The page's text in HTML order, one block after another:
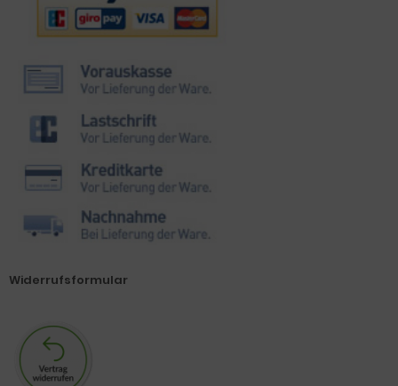
Widerrufsformular